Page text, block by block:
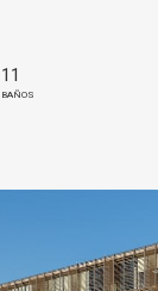
11
BAÑOS